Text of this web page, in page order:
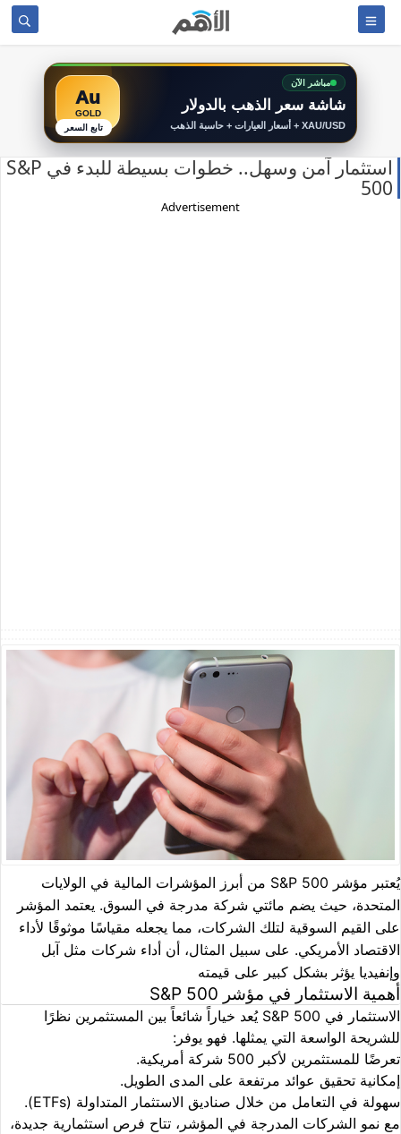
مباشر الآن
شاشة سعر الذهب بالدولار
XAU/USD + أسعار العيارات + حاسبة الذهب
Au
GOLD
تابع السعر
استثمار آمن وسهل.. خطوات بسيطة للبدء في S&P
500
Advertisement
يُعتبر مؤشر S&P 500 من أبرز المؤشرات المالية في الولايات
المتحدة، حيث يضم مائتي شركة مدرجة في السوق. يعتمد المؤشر
على القيم السوقية لتلك الشركات، مما يجعله مقياسًا موثوقًا لأداء
الاقتصاد الأمريكي. على سبيل المثال، أن أداء شركات مثل آبل
وإنفيديا يؤثر بشكل كبير على قيمته
أهمية الاستثمار في مؤشر S&P 500
الاستثمار في S&P 500 يُعد خياراً شائعاً بين المستثمرين نظرًا
للشريحة الواسعة التي يمثلها. فهو يوفر:
تعرضًا للمستثمرين لأكبر 500 شركة أمريكية.
إمكانية تحقيق عوائد مرتفعة على المدى الطويل.
سهولة في التعامل من خلال صناديق الاستثمار المتداولة (ETFs).
مع نمو الشركات المدرجة في المؤشر، تتاح فرص استثمارية جديدة،